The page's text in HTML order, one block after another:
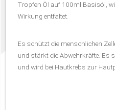
Tropfen Öl auf 100ml Basisöl,
Wirkung entfaltet.
Es schützt die menschlichen
und stärkt die Abwehrkräfte. Es
und wird bei Hautkrebs zur